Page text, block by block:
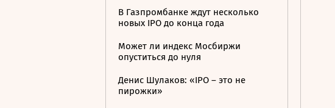
В Газпромбанке ждут несколько
новых IPO до конца года
Может ли индекс Мосбиржи
опуститься до нуля
Денис Шулаков: «IPO – это не
пирожки»